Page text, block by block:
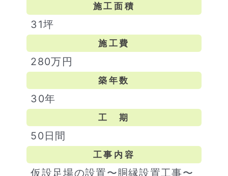
施工面積
31坪
施工費
280万円
築年数
30年
工 期
50日間
工事内容
仮設足場の設置〜胴縁設置工事〜